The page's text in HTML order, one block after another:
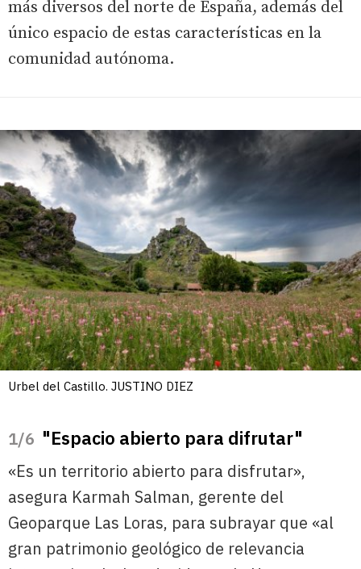
más diversos del norte de España, además del
único espacio de estas características en la
comunidad autónoma.
Urbel del Castillo. JUSTINO DIEZ
/6 "Espacio abierto para difrutar"
«Es un territorio abierto para disfrutar»,
asegura Karmah Salman, gerente del
Geoparque Las Loras, para subrayar que «al
gran patrimonio geológico de relevancia